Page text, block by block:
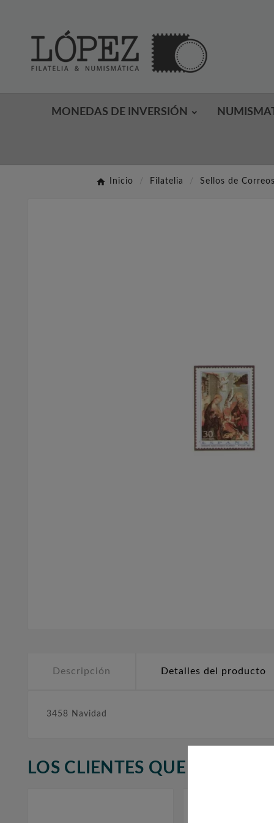
MONEDAS DE INVERSIÓN
Inicio Filatelia Sellos de Correos
Descripción Detalles del producto
3458 Navidad
LOS CLIENTES QUE